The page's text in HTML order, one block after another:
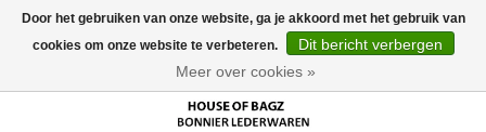
Door het gebruiken van onze website, ga je akkoord met het gebruik van
cookies om onze website te verbeteren.
Dit bericht verbergen
Meer over cookies »